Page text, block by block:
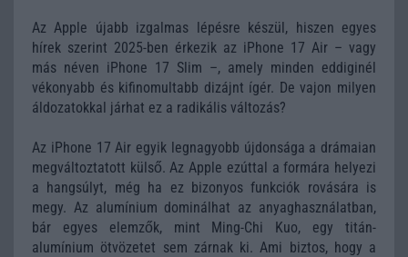
Az Apple újabb izgalmas lépésre készül, hiszen egyes
hírek szerint 2025-ben érkezik az iPhone 17 Air – vagy
más néven iPhone 17 Slim –, amely minden eddiginél
vékonyabb és kifinomultabb dizájnt ígér. De vajon milyen
áldozatokkal járhat ez a radikális változás?
Az iPhone 17 Air egyik legnagyobb újdonsága a drámaian
megváltoztatott külső. Az Apple ezúttal a formára helyezi
a hangsúlyt, még ha ez bizonyos funkciók rovására is
megy. Az alumínium dominálhat az anyaghasználatban,
bár egyes elemzők, mint Ming-Chi Kuo, egy titán-
alumínium ötvözetet sem zárnak ki. Ami biztos, hogy a